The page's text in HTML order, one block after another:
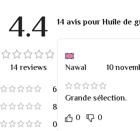
4.4
14 reviews
6
8
0
14 avis pourHuile de
Nawal 10
Grande sélection.
0
0